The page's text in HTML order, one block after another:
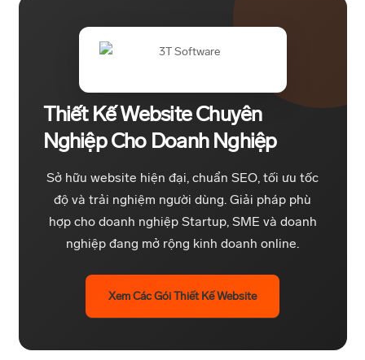
Thiết Kế Website Chuyên
Nghiệp Cho Doanh Nghiệp
Sở hữu website hiện đại, chuẩn SEO, tối ưu tốc
độ và trải nghiệm người dùng. Giải pháp phù
hợp cho doanh nghiệp Startup, SME và doanh
nghiệp đang mở rộng kinh doanh online.
Xem Các Gói Thiết Kế Website